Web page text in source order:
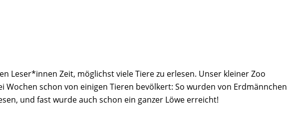
Leser*innen Zeit, möglichst viele Tiere zu erlesen. Unser kleiner Zoo
Wochen schon von einigen Tieren bevölkert: So wurden von Erdmännchen
und fast wurde auch schon ein ganzer Löwe erreicht!